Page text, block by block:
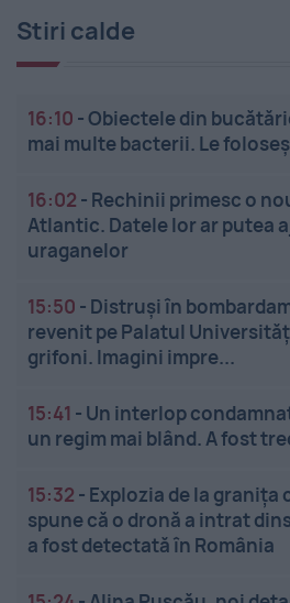
Stiri calde
16:10 -Obiectele din
mai multe bacterii. Le
16:02 - Rechinii primesc o
Atlantic. Datele lor ar putea
uraganelor
15:50 - Distruși în
revenit pe Palatul
grifoni. Imagini impre...
15:41 - Un interlop
un regim mai blând. A fost
15:32 - Explozia de la granița
spune că o dronă a intrat
a fost detectată în România